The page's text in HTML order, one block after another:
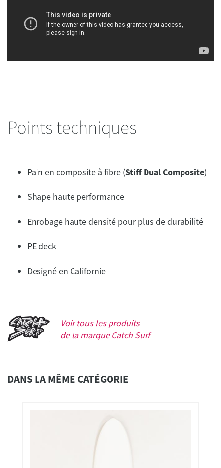
Points techniques
Pain en composite à fibre (Stiff Dual Composite)
Shape haute performance
Enrobage haute densité pour plus de durabilité
PE deck
Designé en Californie
Voir tous les produits
de la marque Catch Surf
DANS LA MÊME CATÉGORIE